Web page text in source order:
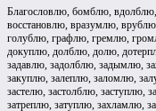
Благословлю, бомблю,
восстановлю, вразумлю,
голублю, графлю, гремлю,
докуплю, долблю, долю,
задавлю, задолблю, задымлю,
закуплю, залеплю, заломлю,
застелю, застолблю, заступлю,
затреплю, затуплю, захламлю,